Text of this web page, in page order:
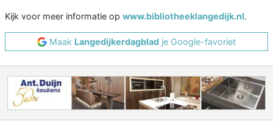
Kijk voor meer informatie op www.bibliotheeklangedijk.nl.
Maak Langedijkerdagblad je Google-favoriet